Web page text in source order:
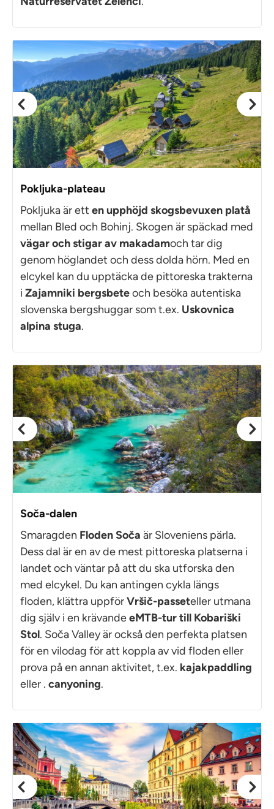
Pokljuka-plateau
Pokljuka är ett en upphöjd skogsbevuxen platå
mellan Bled och Bohinj. Skogen är späckad med
vägar och stigar av makadamoch tar dig
genom höglandet och dess dolda hörn. Med en
elcykel kan du upptäcka de pittoreska trakterna
i Zajamniki bergsbeteoch besöka autentiska
slovenska bergshuggar som t.ex. Uskovnica
alpina stuga.
Soča-dalen
Smaragden Floden Soča är Sloveniens pärla.
Dess dal är en av de mest pittoreska platserna i
landet och väntar på att du ska utforska den
med elcykel. Du kan antingen cykla längs
floden, klättra uppförVršič-passeteller utmana
dig själv i en krävandeeMTB-tur till Kobariški
Stol. Soča Valley är också den perfekta platsen
för en vilodag för att koppla av vid floden eller
prova på en annan aktivitet, t.ex. kajakpaddling
eller . canyoning.